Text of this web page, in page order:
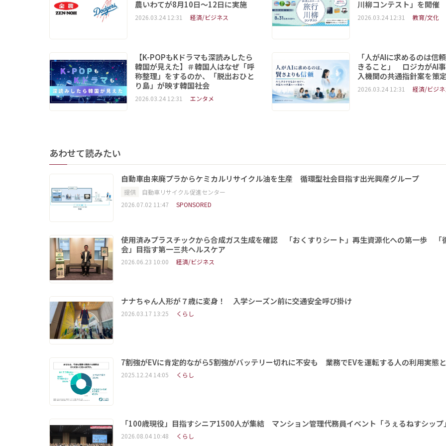
農いわてが8月10日～12日に実施
2026.03.24 12:31 経済/ビジネス
川柳コンテスト」を開催
2026.03.24 12:31 教育/文化
【K-POPもKドラマも深読みしたら
韓国が見えた】＃韓国人はなぜ「呼
称整理」をするのか、「脱出おひと
り島」が映す韓国社会
2026.03.24 12:31 エンタメ
「人がAIに求めるのは信
きること」 ロジカがAI
入機関の共通指針案を策
2026.03.24 12:31 経済/ビジネ
あわせて読みたい
自動車由来廃プラからケミカルリサイクル油を生産 循環型社会目指す出光興産グループ
提供
自動車リサイクル促進センター
2026.07.02 11:47
SPONSORED
使用済みプラスチックから合成ガス生成を確認 「おくすりシート」再生資源化への第一歩 「
会」目指す第一三共ヘルスケア
2026.06.23 10:00 経済/ビジネス
ナナちゃん人形が７歳に変身！ 入学シーズン前に交通安全呼び掛け
2026.03.17 13:25 くらし
7割強がEVに肯定的ながら5割強がバッテリー切れに不安も 業務でEVを運転する人の利用実態
2025.12.24 14:05 くらし
「100歳現役」目指すシニア1500人が集結 マンション管理代務員イベント「うぇるねすシップ」
2026.08.04 10:48 くらし